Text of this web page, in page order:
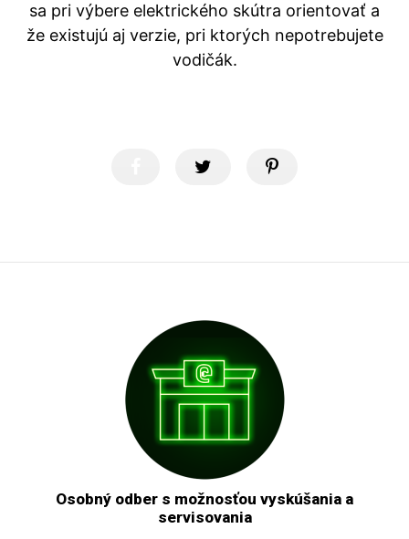
sa pri výbere elektrického skútra orientovať a
že existujú aj verzie, pri ktorých nepotrebujete
vodičák.
Osobný odber s možnosťou vyskúšania a
servisovania